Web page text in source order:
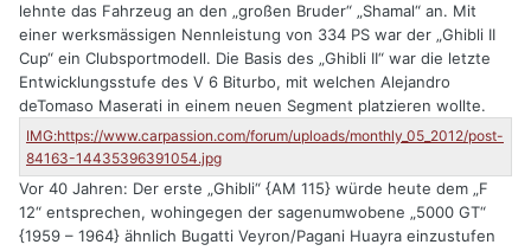
lehnte das Fahrzeug an den „großen Bruder“ „Shamal“ an. Mit
einer werksmässigen Nennleistung von 334 PS war der „Ghibli II
Cup“ ein Clubsportmodell. Die Basis des „Ghibli II“ war die letzte
Entwicklungsstufe des V 6 Biturbo, mit welchen Alejandro
deTomaso Maserati in einem neuen Segment platzieren wollte.
Vor 40 Jahren: Der erste „Ghibli“ {AM 115} würde heute dem „F
12“ entsprechen, wohingegen der sagenumwobene „5000 GT“
{1959 – 1964} ähnlich Bugatti Veyron/Pagani Huayra einzustufen